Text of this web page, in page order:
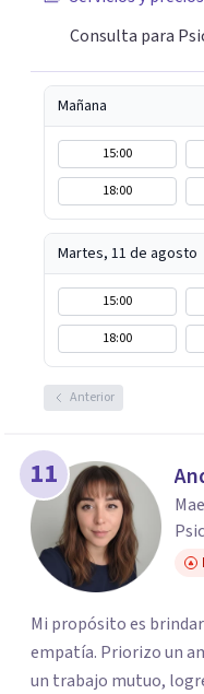
Consulta para
Mañana
15:00
18:00
Martes, 11 de agosto
15:00
18:00
Anterior
11
Mi propósito es
empatía. Priorizo un
un trabajo mutuo,